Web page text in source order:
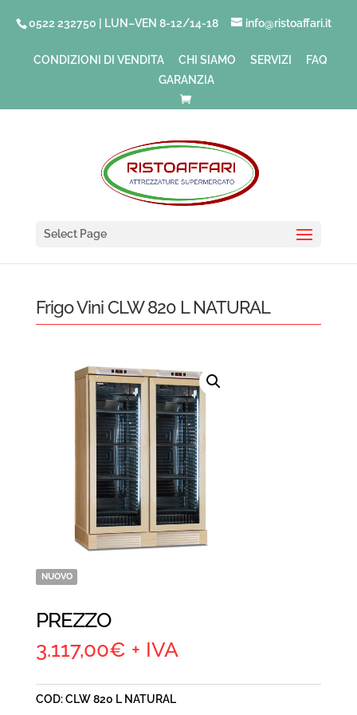
0522 232750 | LUN–VEN 8-12/14-18 info@ristoaffari.it
CONDIZIONI DI VENDITA CHI SIAMO SERVIZI
FAQ
GARANZIA
Select Page
Frigo Vini CLW 820 L NATURAL
NUOVO
PREZZO
3.117,00€ + IVA
COD:CLW 820 L NATURAL